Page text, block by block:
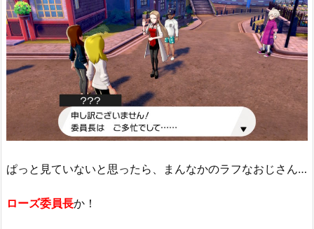
ぱっと見ていないと思ったら、まんなかのラフなおじさん…
ローズ委員長か！